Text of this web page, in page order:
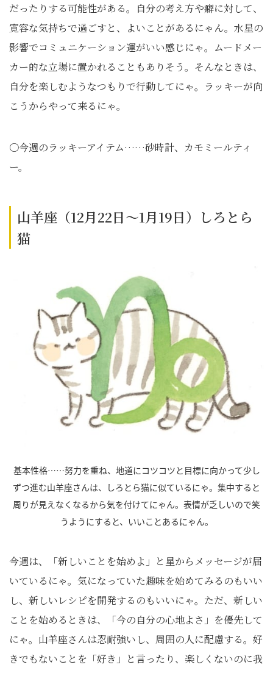
だったりする可能性がある。自分の考え方や癖に対して、
寛容な気持ちで過ごすと、よいことがあるにゃん。水星の
影響でコミュニケーション運がいい感じにゃ。ムードメー
カー的な立場に置かれることもありそう。そんなときは、
自分を楽しむようなつもりで行動してにゃ。ラッキーが向
こうからやって来るにゃ。
〇今週のラッキーアイテム……砂時計、カモミールティ
ー。
山羊座（12月22日～1月19日）しろとら
猫
基本性格……努力を重ね、地道にコツコツと目標に向かって少し
ずつ進む山羊座さんは、しろとら猫に似ているにゃ。集中すると
周りが見えなくなるから気を付けてにゃん。表情が乏しいので笑
うようにすると、いいことあるにゃん。
今週は、「新しいことを始めよ」と星からメッセージが届
いているにゃ。気になっていた趣味を始めてみるのもいい
し、新しいレシピを開発するのもいいにゃ。ただ、新しい
ことを始めるときは、「今の自分の心地よさ」を優先して
にゃ。山羊座さんは忍耐強いし、周囲の人に配慮する。好
きでもないことを「好き」と言ったり、楽しくないのに我